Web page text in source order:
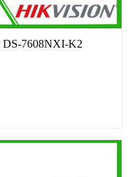
DS-7608NXI-K2